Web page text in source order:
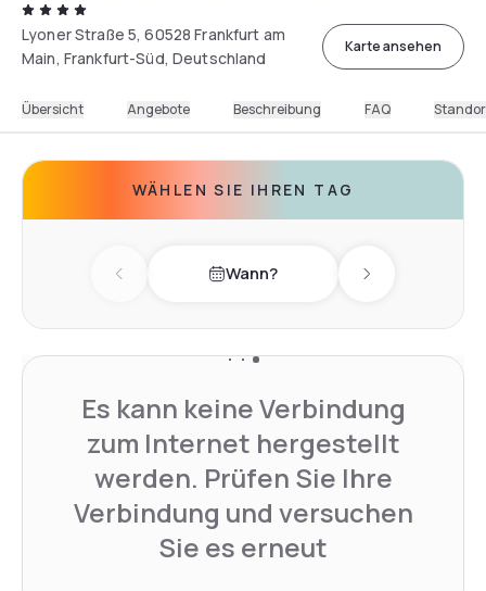
Lyoner Straße 5, 60528 Frankfurt am
Main, Frankfurt-Süd, Deutschland
Karte ansehen
Übersicht Angebote Beschreibung FAQ
WÄHLEN SIE IHREN TAG
Previous day Wann? Next day
Es kann keine Verbindung
zum Internet hergestellt
werden. Prüfen Sie Ihre
Verbindung und versuchen
Sie es erneut